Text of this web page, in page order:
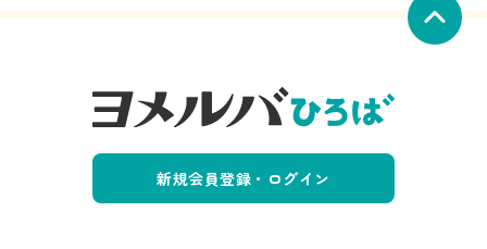
新規会員登録・ログイン